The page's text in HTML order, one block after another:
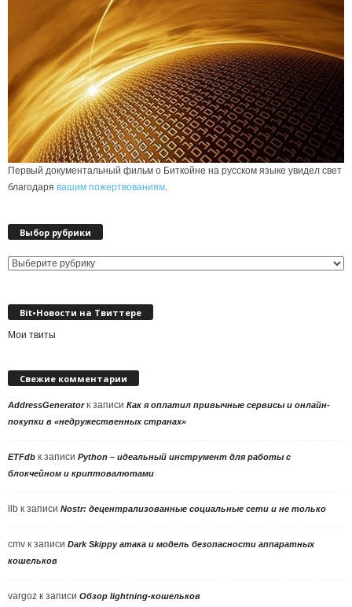
Первый документальный фильм о Биткойне на русском языке увидел свет
благодаря вашим пожертвованиям
Выбор рубрики
Выбор
Bit•Новости на Твиттере
Мои твиты
Свежие комментарии
AddressGeneratorк записи Как я оплатил привычные сервисы и онлайн-
покупки в «недружественных странах»
ETFdb к записи Python – идеальный инструмент для работы с
блокчейном и криптовалютами
llb к записи Nostr: децентрализованные социальные сети и не только
cmv к записи Dark Skippy атака и модель безопасности аппаратных
кошельков
vargoz к записи Обзор lightning-кошельков